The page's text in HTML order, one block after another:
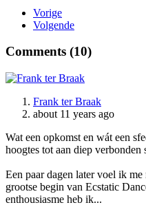
Vorige
Volgende
Comments (10)
Frank ter Braak
about 11 years ago
Wat een opkomst en wát een
hoogtes tot aan diep verbonden
Een paar dagen later voel ik
grootse begin van Ecstatic
enthousiasme heb ik...